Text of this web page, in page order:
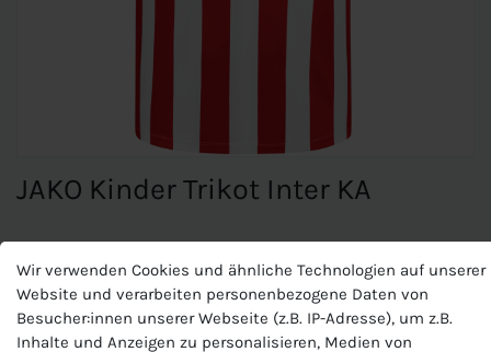
JAKO Kinder Trikot Inter KA
JAKO Kinder Trikot Inter KA
Materialart:Polyester-Interlock
Zusammensetzung: 100 % Polyester (recycelt)
Wir verwenden Cookies und ähnliche Technologien auf unserer
Website und verarbeiten personenbezogene Daten von
Besucher:innen unserer Webseite (z.B. IP-Adresse), um z.B.
Inhalte und Anzeigen zu personalisieren, Medien von